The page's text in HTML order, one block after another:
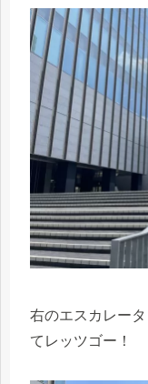
右のエスカレー
てレッツゴー！